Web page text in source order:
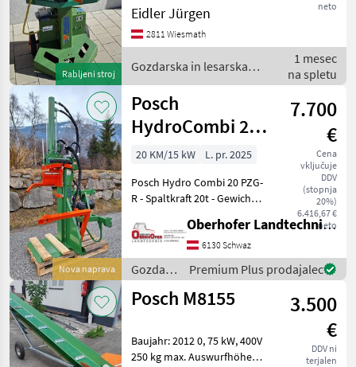
Rabljeni stroj
neto
54cm einstellbar, 6to.
Spaltkraft, Motor 400V 2,
2KW stoječi, E-motorski
pogon, : stoječi Gozdar
Eidler Jürgen
2811 Wiesmath
Gozdarska in lesarska
mehanizacija / Posch
1 mesec
na spletu
Nova naprava
Posch
HydroCombi 20
PZG-R mit
Zapfwellenantrieb
7.700
€
Cena
vključuje
DDV
(stopnja
20%)
6.416,67 €
neto
20 KM/15 kW
L. pr. 2025
Posch Hydro Combi 20 PZG-
R - Spaltkraft 20t - Gewicht
Stammheber für
ergonomisches Arbeiten -
Antrieb durch Zapfwelle,
empfohlene Zapfwel
Oberhofer Landtechnik GmbH
6130 Schwaz
Gozdarska
in
lesarska
/ Posch
Premium Plus prodajalec
Posch M8155
3.500
€
DDV ni
terjalen
Baujahr: 2012 0, 75 kW, 400V
250 kg max. Auswurfhöhe: